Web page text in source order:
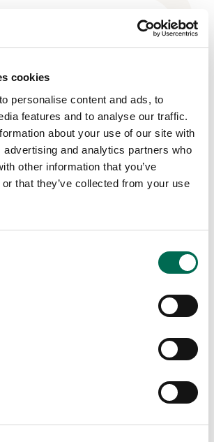
cookies
personalise content and ads, to
features and to analyse our traffic.
about your use of our site with
advertising and analytics partners who
other information that you’ve
that they’ve collected from your use